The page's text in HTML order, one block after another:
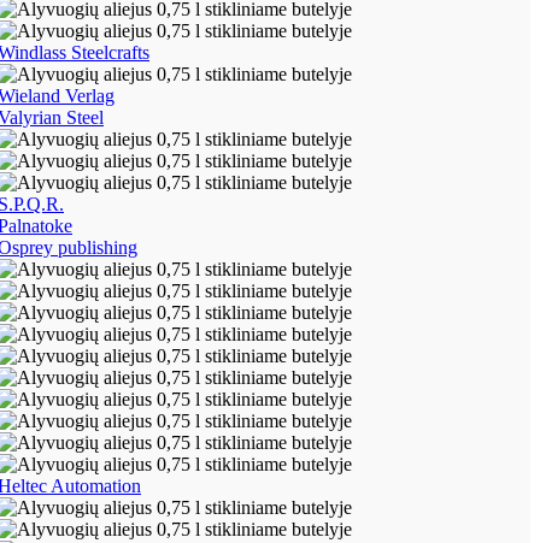
Steelcrafts
Verlag
Steel
publishing
Automation